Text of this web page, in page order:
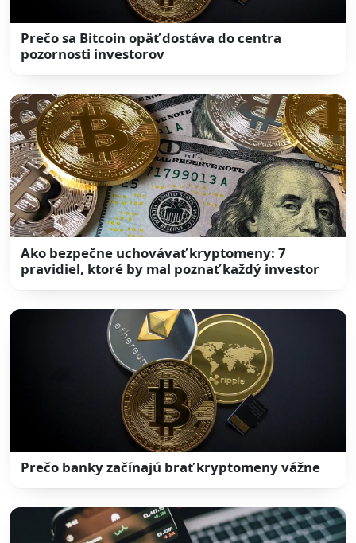
Prečo sa Bitcoin opäť dostáva do centra
pozornosti investorov
Ako bezpečne uchovávať kryptomeny: 7
pravidiel, ktoré by mal poznať každý investor
Prečo banky začínajú brať kryptomeny vážne